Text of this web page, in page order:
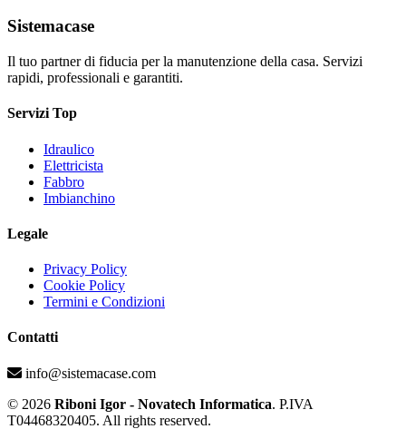
Sistemacase
Il tuo partner di fiducia per la manutenzione della casa. Servizi
rapidi, professionali e garantiti.
Servizi Top
Idraulico
Elettricista
Fabbro
Imbianchino
Legale
Privacy Policy
Cookie Policy
Termini e Condizioni
Contatti
info@sistemacase.com
© 2026 Riboni Igor - Novatech Informatica. P.IVA
T04468320405. All rights reserved.